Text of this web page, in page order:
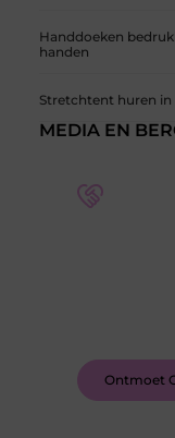
Handdoeken
handen
Stretchtent huren in
MEDIA EN
Ontmoet